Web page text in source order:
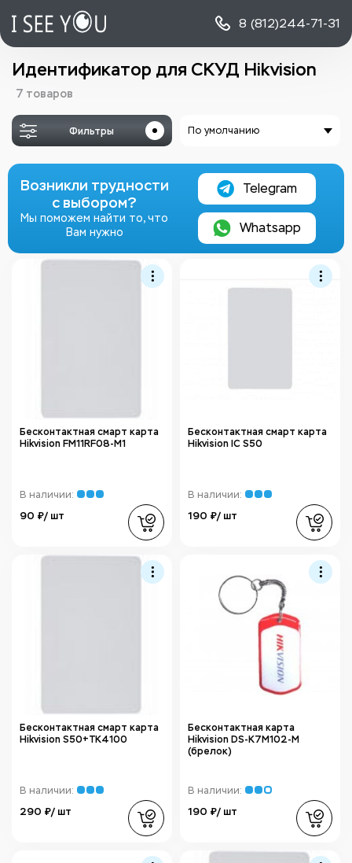
8 (812)244-71-31
Идентификатор для СКУД Hikvision
7 товаров
Фильтры По умолчанию
Возникли трудности
с выбором?
Мы поможем найти то, что
Вам нужно
Telegram
Whatsapp
Бесконтактная смарт карта
Hikvision FM11RF08-M1
В наличии:
90 ₽/ шт
Бесконтактная смарт карта
Hikvision IC S50
В наличии:
190 ₽/ шт
Бесконтактная смарт карта
Hikvision S50+TK4100
В наличии:
290 ₽/ шт
Бесконтактная карта
Hikvision DS-K7M102-M
(брелок)
В наличии:
190 ₽/ шт